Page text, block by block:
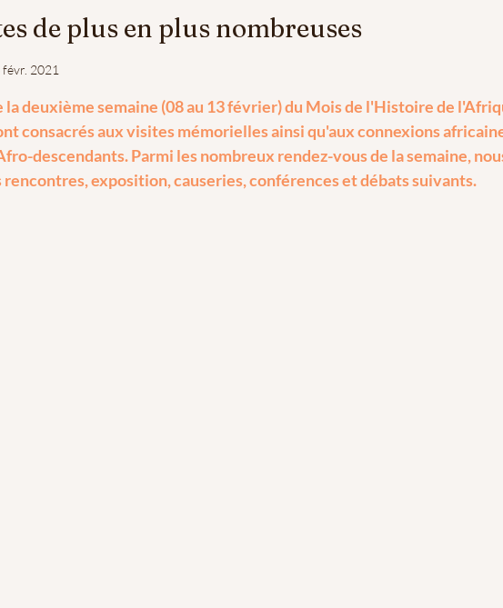
de plus en plus nombreuses
févr. 2021
la deuxième semaine (08 au 13 février) du Mois de l'Histoire de
consacrés aux visites mémorielles ainsi qu'aux connexions
descendants. Parmi les nombreux rendez-vous de la semaine,
rencontres, exposition, causeries, conférences et débats suivants.